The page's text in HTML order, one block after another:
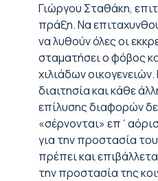
Γιώργου Σταθάκη,
πράξη. Να
να λυθούν όλες οι
σταματήσει ο φόβος
χιλιάδων
διαιτησία και κάθε
επίλυσης διαφορών
«σέρνονται»
για την προστασία
πρέπει και
την προστασία της